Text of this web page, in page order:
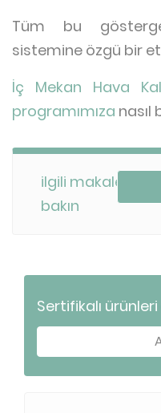
Tüm bu
sistemine özgü bir
İç Mekan Hava
programımıza nasıl
ilgili makalelere
bakın
Sertifikalı